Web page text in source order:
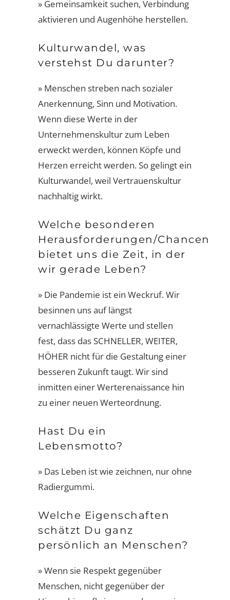
» Gemeinsamkeit suchen, Verbindung
aktivieren und Augenhöhe herstellen.
Kulturwandel, was
verstehst Du darunter?
» Menschen streben nach sozialer
Anerkennung, Sinn und Motivation.
Wenn diese Werte in der
Unternehmenskultur zum Leben
erweckt werden, können Köpfe und
Herzen erreicht werden. So gelingt ein
Kulturwandel, weil Vertrauenskultur
nachhaltig wirkt.
Welche besonderen
Herausforderungen/Chancen
bietet uns die Zeit, in der
wir gerade Leben?
» Die Pandemie ist ein Weckruf. Wir
besinnen uns auf längst
vernachlässigte Werte und stellen
fest, dass das SCHNELLER, WEITER,
HÖHER nicht für die Gestaltung einer
besseren Zukunft taugt. Wir sind
inmitten einer Werterenaissance hin
zu einer neuen Werteordnung.
Hast Du ein
Lebensmotto?
» Das Leben ist wie zeichnen, nur ohne
Radiergummi.
Welche Eigenschaften
schätzt Du ganz
persönlich an Menschen?
» Wenn sie Respekt gegenüber
Menschen, nicht gegenüber der